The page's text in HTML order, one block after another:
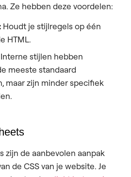
Ze hebben deze voordelen:
Houdt je stijlregels op één
HTML.
Interne stijlen hebben
meeste standaard
maar zijn minder specifiek
zijn de aanbevolen aanpak
de CSS van je website. Je